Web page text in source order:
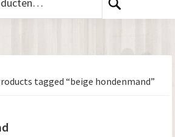
tagged “beige hondenmand”